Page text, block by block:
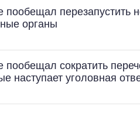
пообещал перезапустить
органы
сократить
наступает уголовная